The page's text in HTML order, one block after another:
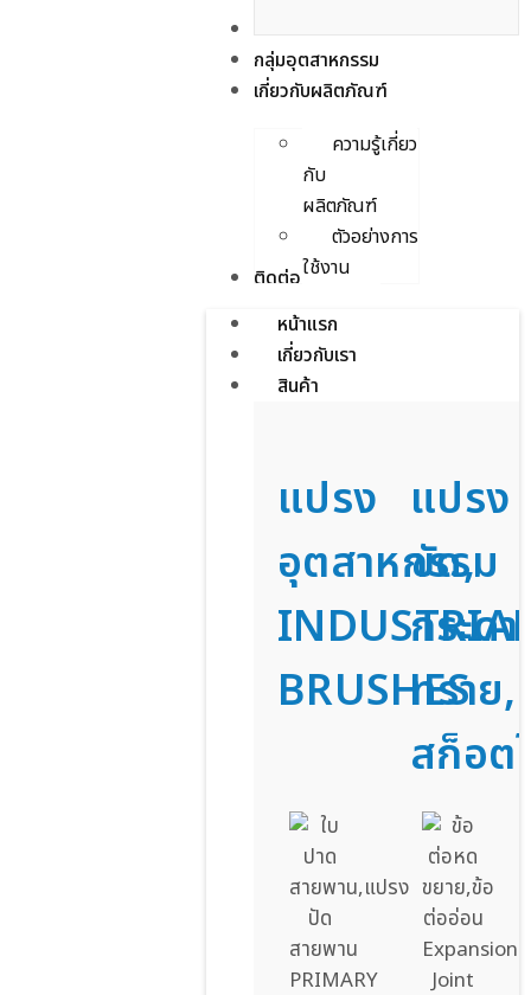
กลุ่มอุตสาหกรรม
เกี่ยวกับผลิตภัณฑ์
ความรู้เกี่ยว
กับ
ผลิตภัณฑ์
ตัวอย่างการ
ใช้งาน
ติดต่อเรา
หน้าแรก
เกี่ยวกับเรา
สินค้า
แปรง
อุตสาหกรรม
BRUSHES
แปรง
ขัด,
กระด
ทราย,
สก็อต